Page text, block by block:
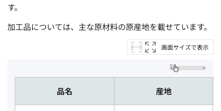
す。
加工品については、主な原材料の原産地を載せています。
画面サイズで表示
品名 産地